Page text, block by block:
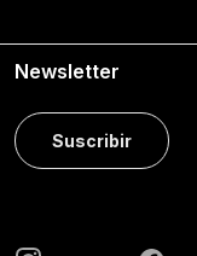
Newsletter
Suscribir